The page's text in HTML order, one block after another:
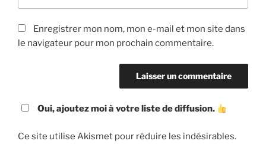
Enregistrer mon nom, mon e-mail et mon site dans
le navigateur pour mon prochain commentaire.
Oui, ajoutez moi à votre liste de diffusion.
Ce site utilise Akismet pour réduire les indésirables.